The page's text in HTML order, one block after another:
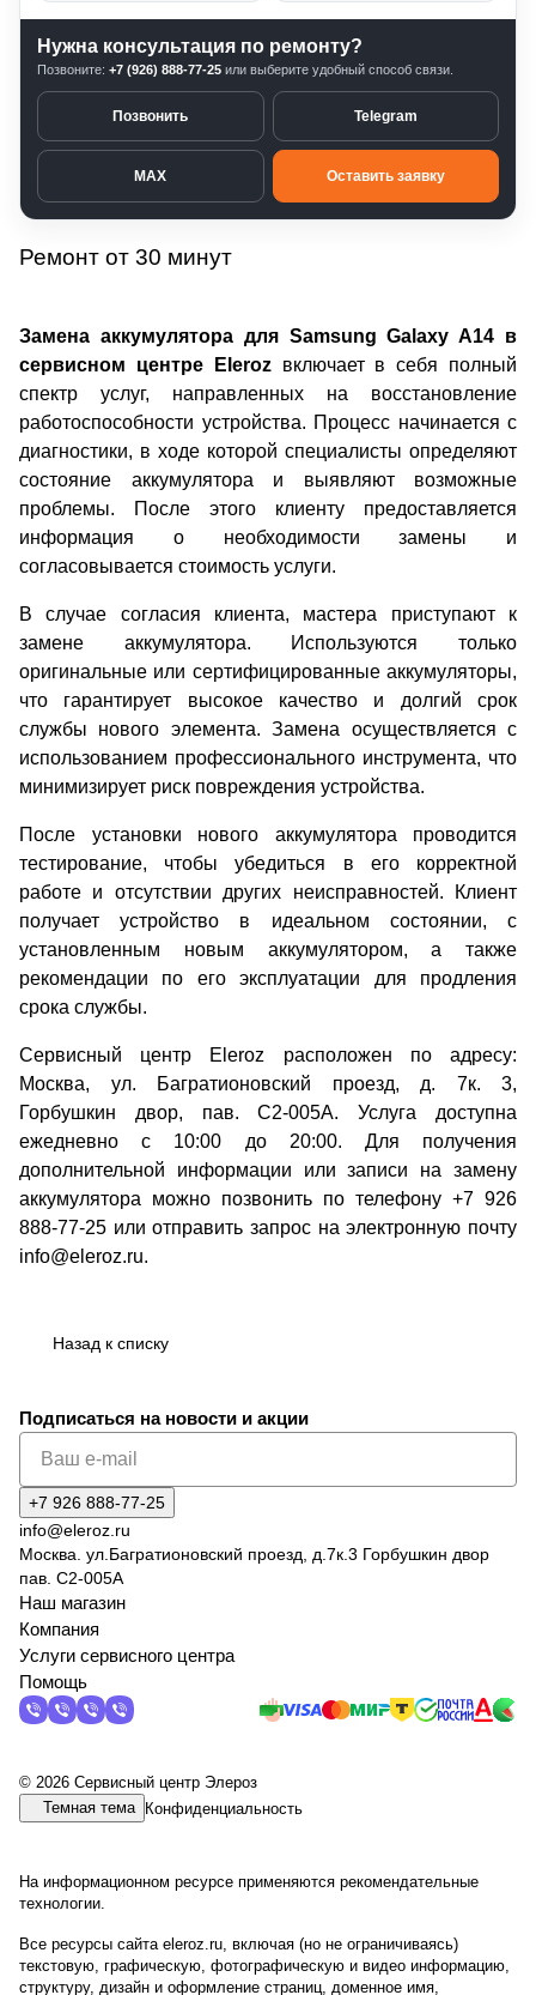
Нужна консультация по ремонту?
Позвоните: +7 (926) 888-77-25 или выберите удобный способ связи.
Позвонить Telegram
MAX Оставить заявку
Ремонт от 30 минут
Замена аккумулятора для Samsung Galaxy A14 в
сервисном центре Elerozвключает в себя полный
спектр услуг, направленных на восстановление
работоспособности устройства. Процесс начинается с
диагностики, в ходе которой специалисты определяют
состояние аккумулятора и выявляют возможные
проблемы. После этого клиенту предоставляется
информация о необходимости замены и
согласовывается стоимость услуги.
В случае согласия клиента, мастера приступают к
замене аккумулятора. Используются только
оригинальные или сертифицированные аккумуляторы,
что гарантирует высокое качество и долгий срок
службы нового элемента. Замена осуществляется с
использованием профессионального инструмента, что
минимизирует риск повреждения устройства.
После установки нового аккумулятора проводится
тестирование, чтобы убедиться в его корректной
работе и отсутствии других неисправностей. Клиент
получает устройство в идеальном состоянии, с
установленным новым аккумулятором, а также
рекомендации по его эксплуатации для продления
срока службы.
Сервисный центр Eleroz расположен по адресу:
Москва, ул. Багратионовский проезд, д. 7к. 3,
Горбушкин двор, пав. C2-005A. Услуга доступна
ежедневно с 10:00 до 20:00. Для получения
дополнительной информации или записи на замену
аккумулятора можно позвонить по телефону +7 926
888-77-25 или отправить запрос на электронную почту
info@eleroz.ru.
Назад к списку
Подписаться на новости и акции
+7 926 888-77-25
info@eleroz.ru
Москва. ул.Багратионовский проезд, д.7к.3 Горбушкин двор
пав. C2-005A
Наш магазин
Компания
Услуги сервисного центра
Помощь
© 2026 Сервисный центр Элероз
Темная тема Конфиденциальность
На информационном ресурсе применяются рекомендательные
технологии.
Все ресурсы сайта eleroz.ru, включая (но не ограничиваясь)
текстовую, графическую, фотографическую и видео информацию,
структуру, дизайн и оформление страниц, доменное имя,